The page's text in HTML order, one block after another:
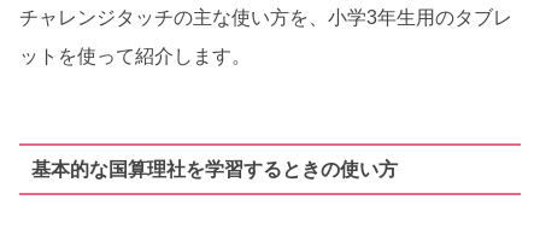
チャレンジタッチの主な使い方を、小学3年生用のタブレ
ットを使って紹介します。
基本的な国算理社を学習するときの使い方